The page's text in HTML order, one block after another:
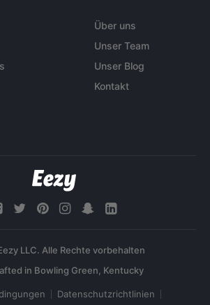
Über uns
Unser Team
Unser Blog
Kontakt
LLC. Alle Rechte vorbehalten
Datenschutzrichtlinien